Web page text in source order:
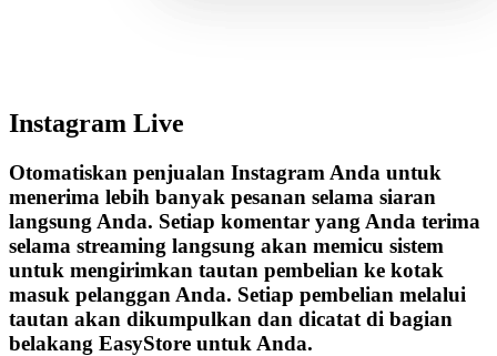
Instagram Live
Otomatiskan penjualan Instagram Anda untuk
menerima lebih banyak pesanan selama siaran
langsung Anda. Setiap komentar yang Anda terima
selama streaming langsung akan memicu sistem
untuk mengirimkan tautan pembelian ke kotak
masuk pelanggan Anda. Setiap pembelian melalui
tautan akan dikumpulkan dan dicatat di bagian
belakang EasyStore untuk Anda.